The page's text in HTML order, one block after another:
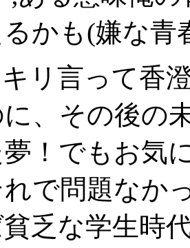
かも(嫌な青
リ言って香
、その後の
！でもお気
で問題なか
乏な学生時